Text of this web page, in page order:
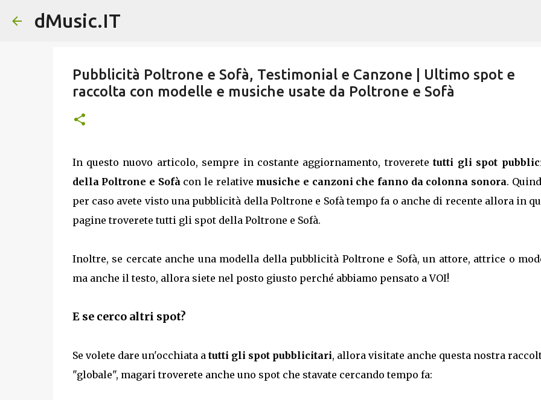
dMusic.IT
Pubblicità Poltrone e Sofà, Testimonial e Canzone | Ultimo spot e
raccolta con modelle e musiche usate da Poltrone e Sofà
In questo nuovo articolo, sempre in costante aggiornamento, troveretetutti gli spot
della Poltrone e Sofàcon le relative musiche e canzoni che fanno da colonna sonora.
per caso avete visto una pubblicità della Poltrone e Sofà tempo fa o anche di recente allora in
pagine troverete tutti gli spot della Poltrone e Sofà.
Inoltre, se cercate anche una modella della pubblicità Poltrone e Sofà, un attore, attrice o
ma anche il testo, allora siete nel posto giusto perché abbiamo pensato a VOI!
E se cerco altri spot?
Se volete dare un'occhiata a tutti gli spot pubblicitari, allora visitate anche questa nostra
"globale", magari troverete anche uno spot che stavate cercando tempo fa: